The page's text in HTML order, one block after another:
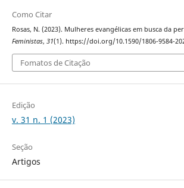
Como Citar
Rosas, N. (2023). Mulheres evangélicas em busca da
Feministas, 31(1). https://doi.org/10.1590/1806-9584-
Fomatos de Citação
Edição
v. 31 n. 1 (2023)
Seção
Artigos